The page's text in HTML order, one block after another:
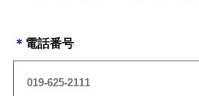
＊ 電話番号